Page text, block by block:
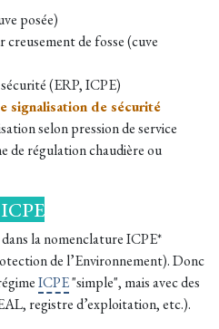
posée)
de fosse (cuve
(ERP, ICPE)
signalisation de sécurité
selon pression de service
de régulation chaudière ou
la nomenclature ICPE*
de l’Environnement). Donc
ICPE"simple", mais avec des
registre d’exploitation, etc.).